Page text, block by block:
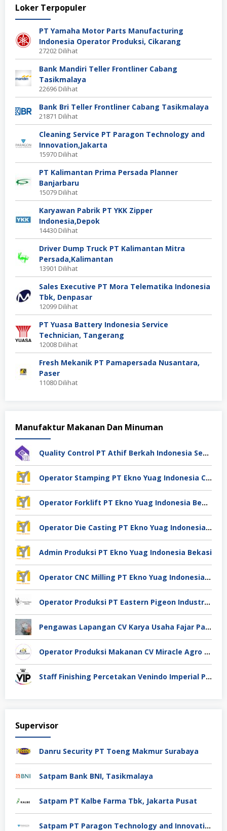
Loker Terpopuler
PT Yamaha Motor Parts Manufacturing
Indonesia Operator Produksi, Cikarang
27202 Dilihat
Bank Mandiri Teller Frontliner Cabang
Tasikmalaya
22696 Dilihat
Bank Bri Teller Frontliner Cabang Tasikmalaya
21871 Dilihat
Cleaning Service PT Paragon Technology and
Innovation,Jakarta
15970 Dilihat
PT Kalimantan Prima Persada Planner
Banjarbaru
15079 Dilihat
Karyawan Pabrik PT YKK Zipper
Indonesia,Depok
14430 Dilihat
Driver Dump Truck PT Kalimantan Mitra
Persada,Kalimantan
13901 Dilihat
Sales Executive PT Mora Telematika Indonesia
Tbk, Denpasar
12099 Dilihat
PT Yuasa Battery Indonesia Service
Technician, Tangerang
12008 Dilihat
Fresh Mekanik PT Pamapersada Nusantara,
Paser
11080 Dilihat
Manufaktur Makanan Dan Minuman
Quality Control PT Athif Berkah Indonesia Semarang
Operator Stamping PT Ekno Yuag Indonesia Cikarang
Operator Forklift PT Ekno Yuag Indonesia Bekasi
Operator Die Casting PT Ekno Yuag Indonesia Bekasi
Admin Produksi PT Ekno Yuag Indonesia Bekasi
Operator CNC Milling PT Ekno Yuag Indonesia Bekasi
Operator Produksi PT Eastern Pigeon Industry Deli Serdang
Pengawas Lapangan CV Karya Usaha Fajar Pasuruan
Operator Produksi Makanan CV Miracle Agro Spices Sidoarjo
Staff Finishing Percetakan Venindo Imperial Perkasa Bandung Kota
Supervisor
Danru Security PT Toeng Makmur Surabaya
Satpam Bank BNI, Tasikmalaya
Satpam PT Kalbe Farma Tbk, Jakarta Pusat
Satpam PT Paragon Technology and Innovation Jakarta